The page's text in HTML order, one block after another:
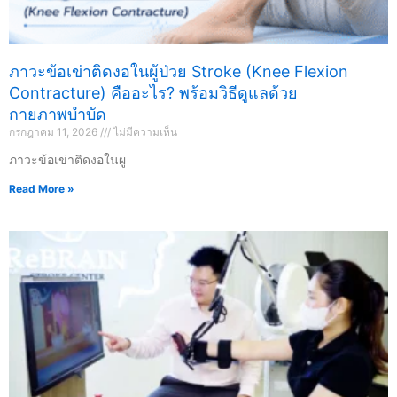
ภาวะข้อเข่าติดงอในผู้ป่วย Stroke (Knee Flexion
Contracture) คืออะไร? พร้อมวิธีดูแลด้วย
กายภาพบำบัด
กรกฎาคม 11, 2026 ไม่มีความเห็น
ภาวะข้อเข่าติดงอในผู
Read More »